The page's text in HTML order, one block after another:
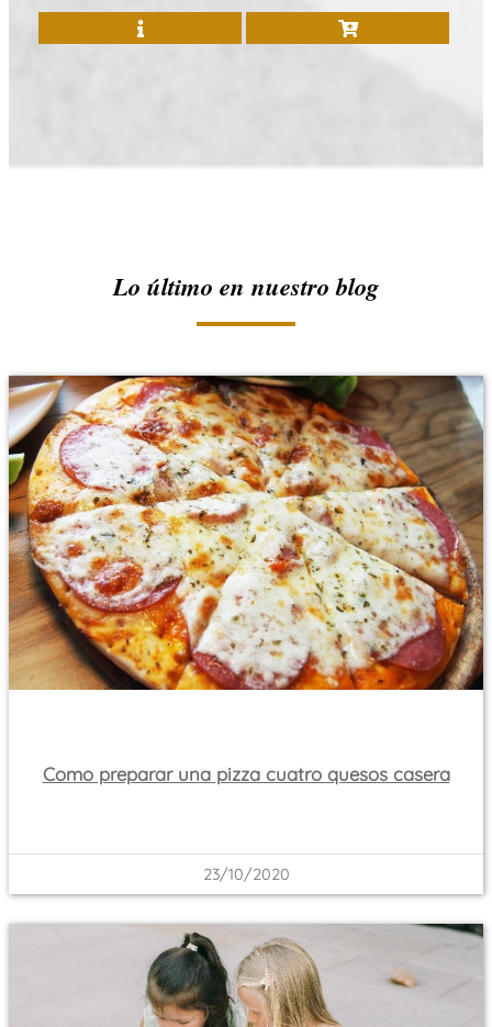
Lo último en nuestro blog
Como preparar una pizza cuatro quesos casera
23/10/2020